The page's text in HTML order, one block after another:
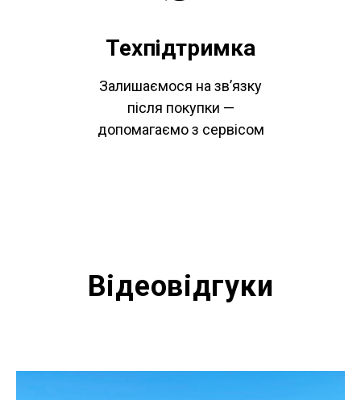
Техпідтримка
Залишаємося на зв’язку
після покупки —
допомагаємо з сервісом
Відеовідгуки